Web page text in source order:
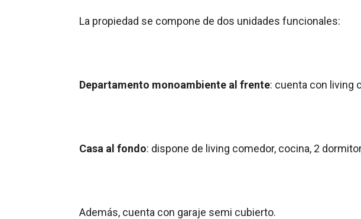
La propiedad se compone de dos unidades funcionales:
Departamento monoambiente al frente: cuenta con living
Casa al fondo: dispone de living comedor, cocina, 2
Además, cuenta con garaje semi cubierto.